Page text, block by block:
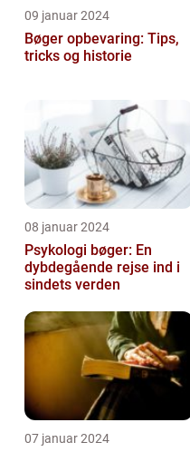
09 januar 2024
Bøger opbevaring: Tips,
tricks og historie
08 januar 2024
Psykologi bøger: En
dybdegående rejse ind i
sindets verden
07 januar 2024